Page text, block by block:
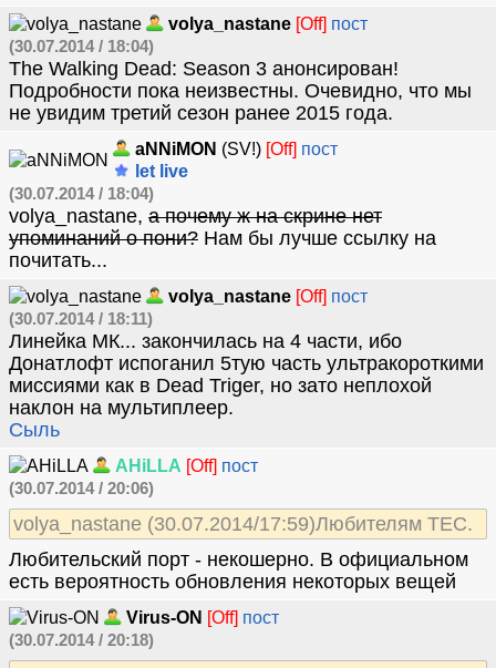
volya_nastane [Off] пост
(30.07.2014 / 18:04)
The Walking Dead: Season 3 анонсирован!
Подробности пока неизвестны. Очевидно, что мы
не увидим третий сезон ранее 2015 года.
aNNiMON (SV!) [Off] пост
let live
(30.07.2014 / 18:04)
volya_nastane, а почему ж на скрине нет
упоминаний о пони? Нам бы лучше ссылку на
почитать...
volya_nastane [Off] пост
(30.07.2014 / 18:11)
Линейка МК... закончилась на 4 части, ибо
Донатлофт испоганил 5тую часть ультракороткими
миссиями как в Dead Triger, но зато неплохой
наклон на мультиплеер.
Сыль
AHiLLA [Off] пост
(30.07.2014 / 20:06)
volya_nastane (30.07.2014/17:59)Любителям ТЕС.
Любительский порт - некошерно. В официальном
есть вероятность обновления некоторых вещей
Virus-ON [Off] пост
(30.07.2014 / 20:18)